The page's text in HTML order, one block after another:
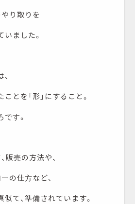
り取りを
ました。
とを「形」にすること。
す。
販売の方法や、
の仕方など、
て、準備されています。